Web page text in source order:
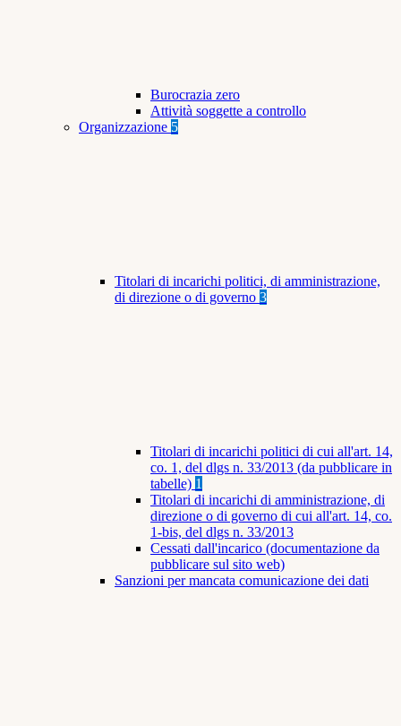
Burocrazia zero
Attività soggette a controllo
Organizzazione 5
Titolari di incarichi politici, di amministrazione,
di direzione o di governo 3
Titolari di incarichi politici di cui all'art. 14,
co. 1, del dlgs n. 33/2013 (da pubblicare in
tabelle) 1
Titolari di incarichi di amministrazione, di
direzione o di governo di cui all'art. 14, co.
1-bis, del dlgs n. 33/2013
Cessati dall'incarico (documentazione da
pubblicare sul sito web)
Sanzioni per mancata comunicazione dei dati